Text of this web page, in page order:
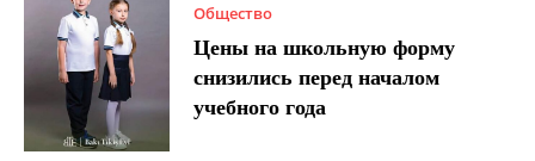
Общество
Цены на школьную форму
снизились перед началом
учебного года